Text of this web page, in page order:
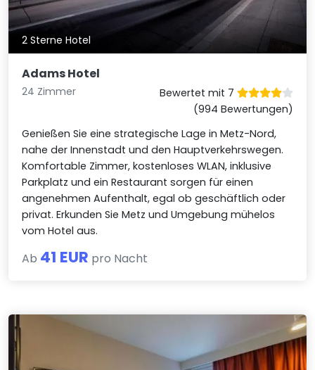
2 Sterne Hotel
Adams Hotel
24 Zimmer
Bewertet mit 7
(994 Bewertungen)
Genießen Sie eine strategische Lage in Metz-Nord,
nahe der Innenstadt und den Hauptverkehrswegen.
Komfortable Zimmer, kostenloses WLAN, inklusive
Parkplatz und ein Restaurant sorgen für einen
angenehmen Aufenthalt, egal ob geschäftlich oder
privat. Erkunden Sie Metz und Umgebung mühelos
vom Hotel aus.
Ab 41 EUR pro Nacht